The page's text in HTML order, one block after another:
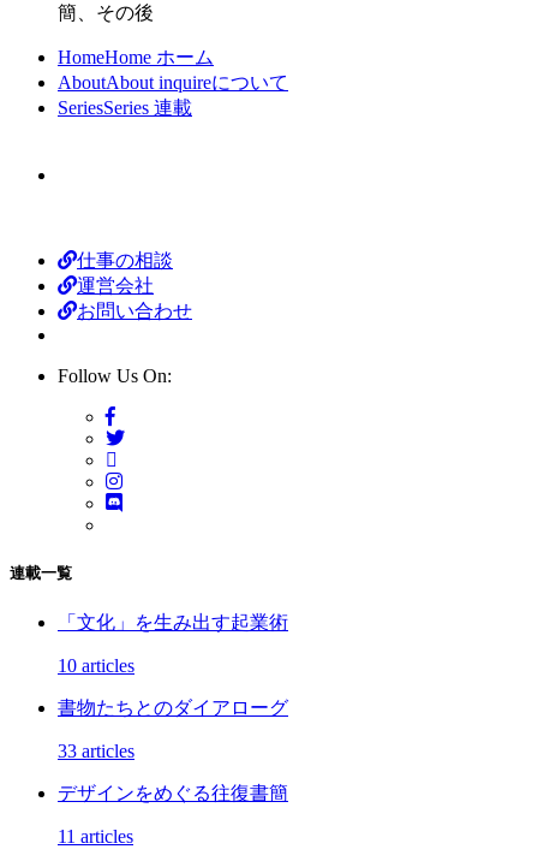
簡、その後
HomeHome ホーム
AboutAbout inquireについて
SeriesSeries 連載
仕事の相談
運営会社
お問い合わせ
Follow Us On:
連載一覧
「文化」を生み出す起業術
10 articles
書物たちとのダイアローグ
33 articles
デザインをめぐる往復書簡
11 articles